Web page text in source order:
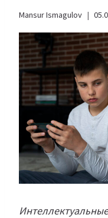
Mansur Ismagulov